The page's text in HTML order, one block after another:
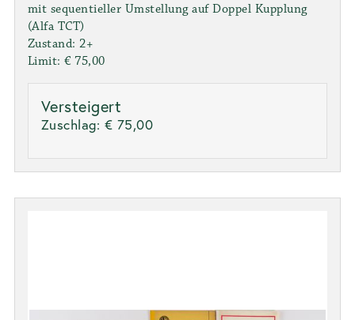
mit sequentieller Umstellung auf Doppel Kupplung
(Alfa TCT)
Zustand: 2+
Limit: € 75,00
Versteigert
Zuschlag: € 75,00